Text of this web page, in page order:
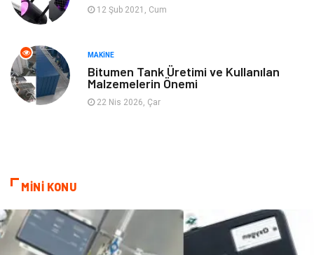
Mobilya Aksesuar
Anne Çocuk
Tekstil Hediyelik Eşya
Bitkisel Ürünler
Spor Malzemeleri Bebek Giyim
12 Şub 2021, Cum
MAKINE
Bitumen Tank Üretimi ve Kullanılan
Malzemelerin Önemi
22 Nis 2026, Çar
MİNİ KONU